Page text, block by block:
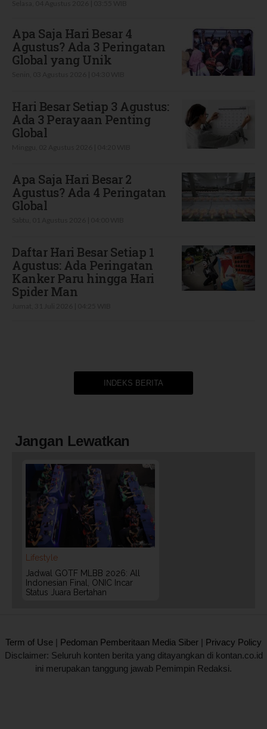
Apa Saja Hari Besar 4
Agustus? Ada 3 Peringatan
Global yang Unik
Hari Besar Setiap 3 Agustus:
Ada 3 Perayaan Penting
Global
Apa Saja Hari Besar 2
Agustus? Ada 4 Peringatan
Global
Daftar Hari Besar Setiap 1
Agustus: Ada Peringatan
Kanker Paru hingga Hari
Spider Man
INDEKS BERITA
Jangan Lewatkan
Lifestyle
Jadwal GOTF MLBB 2026: All
Indonesian Final, ONIC Incar
Status Juara Bertahan
Term of Use | Pedoman Pemberitaan Media Siber | Privacy Policy
Disclaimer: Seluruh konten berita yang ditayangkan di kontan.co.id
ini merupakan tanggung jawab Pemimpin Redaksi.